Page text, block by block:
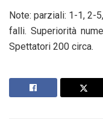
Note: parziali: 1-1, 2-
falli. Superiorità
Spettatori 200 circa.